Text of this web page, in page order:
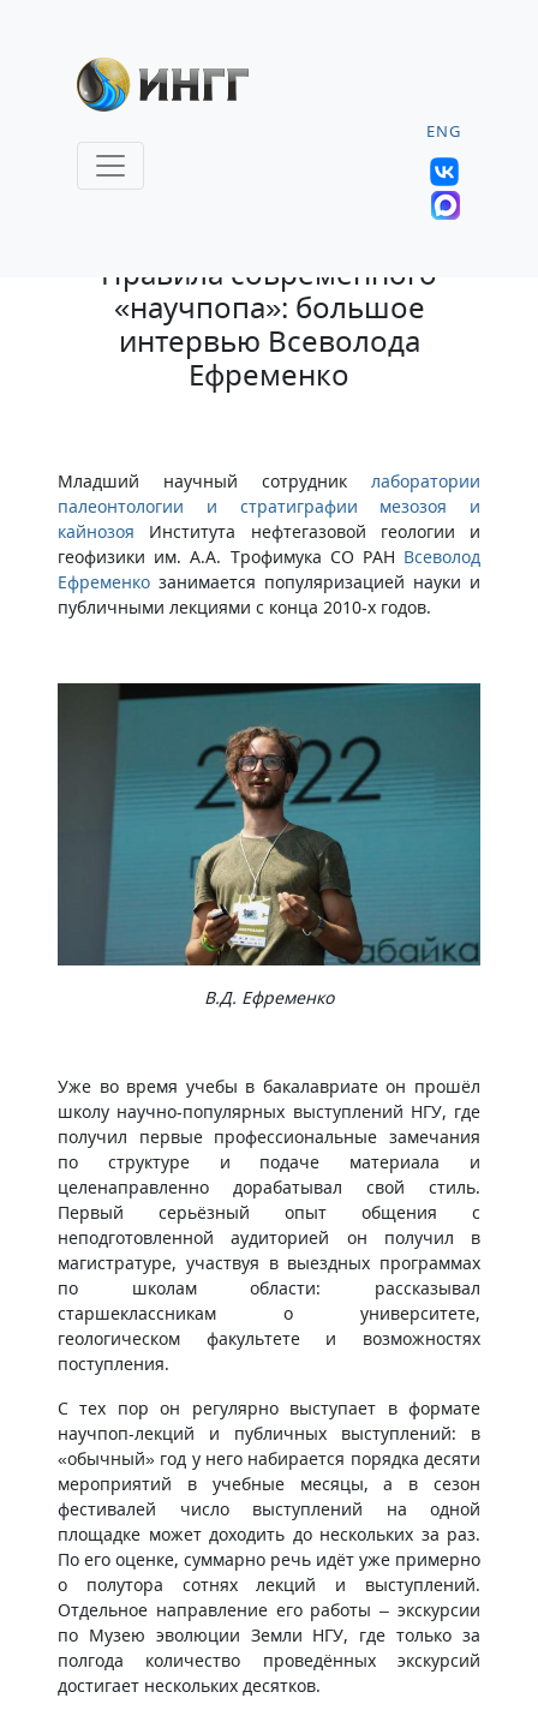
ENG
Правила современного
«научпопа»: большое
интервью Всеволода
Ефременко
Младший научный сотрудник лаборатории
палеонтологии и стратиграфии мезозоя и
кайнозоя Института нефтегазовой геологии и
геофизики им. А.А. Трофимука СО РАН Всеволод
Ефременко занимается популяризацией науки и
публичными лекциями с конца 2010‑х годов.
В.Д. Ефременко
Уже во время учебы в бакалавриате он прошёл
школу научно‑популярных выступлений НГУ, где
получил первые профессиональные замечания
по структуре и подаче материала и
целенаправленно дорабатывал свой стиль.
Первый серьёзный опыт общения с
неподготовленной аудиторией он получил в
магистратуре, участвуя в выездных программах
по школам области: рассказывал
старшеклассникам о университете,
геологическом факультете и возможностях
поступления.
С тех пор он регулярно выступает в формате
научпоп‑лекций и публичных выступлений: в
«обычный» год у него набирается порядка десяти
мероприятий в учебные месяцы, а в сезон
фестивалей число выступлений на одной
площадке может доходить до нескольких за раз.
По его оценке, суммарно речь идёт уже примерно
о полутора сотнях лекций и выступлений.
Отдельное направление его работы – экскурсии
по Музею эволюции Земли НГУ, где только за
полгода количество проведённых экскурсий
достигает нескольких десятков.